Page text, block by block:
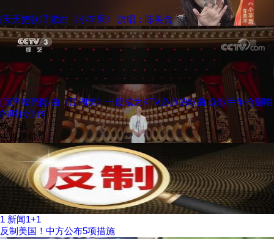
[天天把歌唱]歌曲《小苹果》 演唱：陈美含
[回声嘹亮]歌曲《江湖笑》一度成为KTV必点的歌曲 众歌手争抢翻唱
的时代佳作
换一批
央视榜单
1 新闻1+1
反制美国！中方公布5项措施